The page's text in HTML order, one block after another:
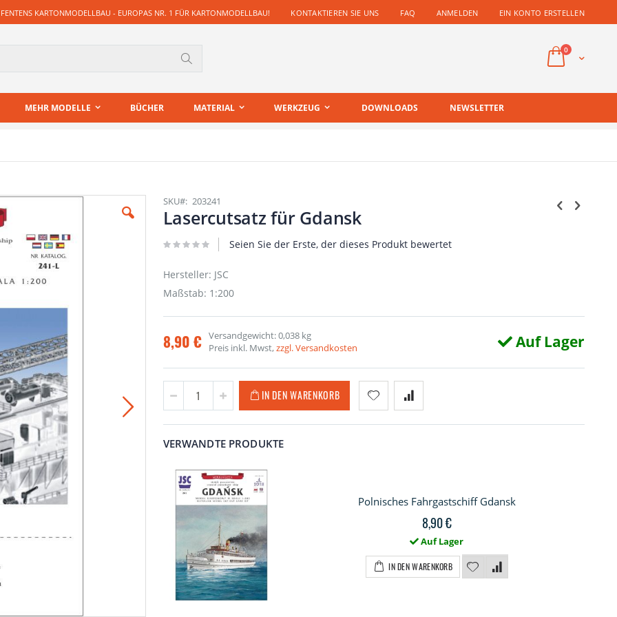
KARTONMODELLBAU - EUROPAS NR. 1 FÜR KARTONMODELLBAU! KONTAKTIEREN SIE UNS FAQ ANMELDEN EIN KONTO ERSTELLEN
Cart
0Artikel
MEHR MODELLE BÜCHER MATERIAL WERKZEUG DOWNLOADS NEWSLETTER
SKU 203241
Lasercutsatz für Gdansk
Seien Sie der Erste, der dieses Produkt bewertet
Hersteller: JSC
Maßstab: 1:200
8,90 € Versandgewicht: 0,038 kg
Preis inkl. Mwst,zzgl. Versandkosten Auf Lager
IN DEN WARENKORB
VERWANDTE PRODUKTE
Polnisches Fahrgastschiff Gdansk
8,90 €
Auf Lager
IN DEN WARENKORB